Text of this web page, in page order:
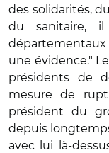
des solidarités,
du sanitaire,
une évidence."
présidents de
mesure de
président du
depuis
avec lui là-